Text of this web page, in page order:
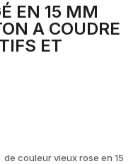
EN 15 MM
A COUDRE
ET
couleur vieux rose en 15